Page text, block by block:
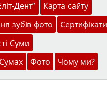
Дент”
Карта сайту
зубів фото
Сертифікати
Суми
Фото Чому ми?